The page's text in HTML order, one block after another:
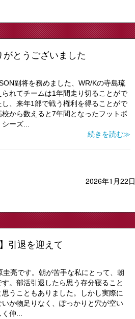
がとうございました
副将を務めました、WR/Kの寺島琉
れてチームは1年間走り切ることがで
、来年1部で戦う権利を得ることがで
から数えると7年間となったフットボ
ーズ...
続きを読む≫
2026年1月22日
引退を迎えて
亮です。朝が苦手な私にとって、朝
。部活引退したら思う存分寝ること
うこともありました。しかし実際に
か物足りなく、ぽっかりと穴が空い
仲...